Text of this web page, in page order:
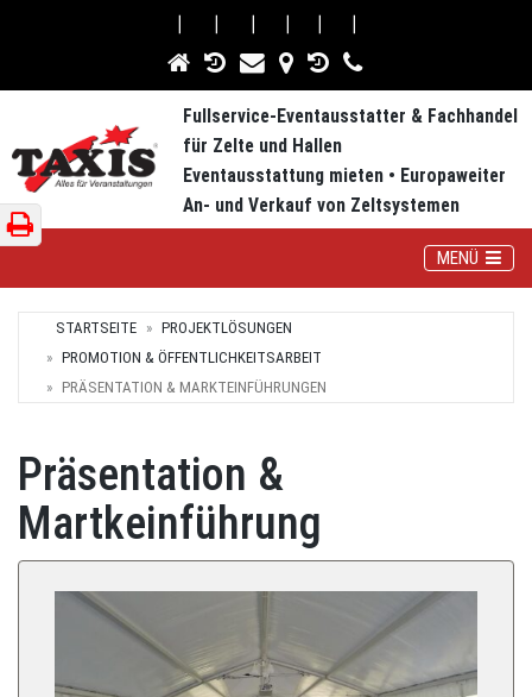
Fullservice-Eventausstatter & Fachhandel
für Zelte und Hallen
Eventausstattung mieten • Europaweiter
An- und Verkauf von Zeltsystemen
Toggle
MENÜ
STARTSEITE
PROJEKTLÖSUNGEN
PROMOTION & ÖFFENTLICHKEITSARBEIT
PRÄSENTATION & MARKTEINFÜHRUNGEN
Präsentation &
Martkeinführung